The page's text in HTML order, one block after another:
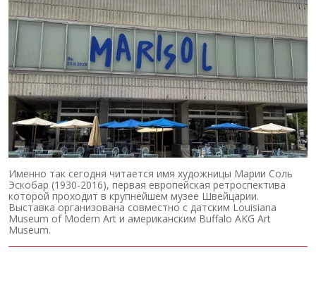
Именно так сегодня читается имя художницы Марии Соль
Эскобар (1930-2016), первая европейская ретроспектива
которой проходит в крупнейшем музее Швейцарии.
Выставка организована совместно с датским Louisiana
Museum of Modern Art и американским Buffalo AKG Art
Museum.